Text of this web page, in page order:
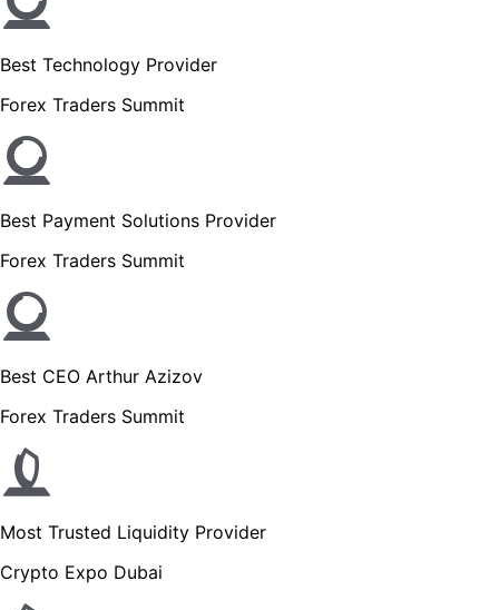
Best Technology Provider
Forex Traders Summit
Best Payment Solutions Provider
Forex Traders Summit
Best CEO Arthur Azizov
Forex Traders Summit
Most Trusted Liquidity Provider
Crypto Expo Dubai